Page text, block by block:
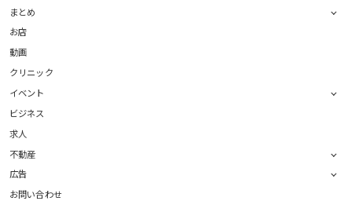
まとめ
お店
動画
クリニック
イベント
ビジネス
求人
不動産
広告
お問い合わせ